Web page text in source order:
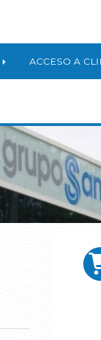
ACCESO A